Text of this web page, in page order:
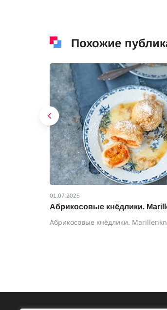
Похожие
01.07.2025
Абрикосовые кнёдлики.
Абрикосовые кнёдлики.